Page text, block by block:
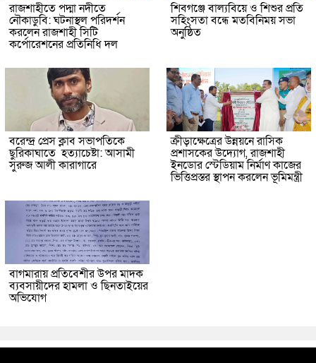
রাজশাহীতে পদ্মা নদীতে
নৌকাডুবি: ঘটনাস্থল পরিদর্শন
করলেন রাজশাহী সিটি
কর্পোরেশনের প্রতিনিধি দল
শিবগঞ্জে বাল্যবিয়ে ও শিশুর প্রতি
সহিংসতা বন্ধে মতবিনিময় সভা
অনুষ্ঠিত
বরেন্দ্র প্রেস ক্লাব সভাপতিকে
ছুরিকাঘাতে হত্যাচেষ্টা: আসামী
সুরুজ আলী কারাগারে
ক্রীড়াক্ষেত্রের উন্নয়নে রাসিক
প্রশাসকের উদ্যোগ, রাজশাহী
ইনডোর স্টেডিয়াম নির্মাণ কাজের
ভিত্তিপ্রস্তর স্থাপন করলেন ভূমিমন্ত্রী
বাগমারায় প্রতিবেশীর উপর মাদক
ব্যবসায়ীদের হামলা ও ছিনতাইয়ের
অভিযোগ